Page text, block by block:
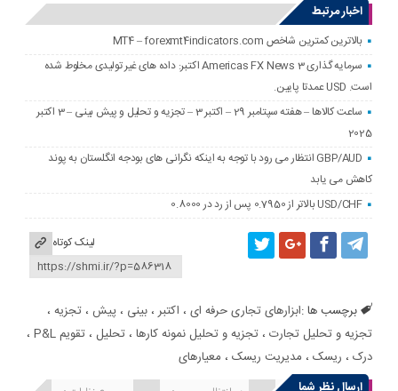
اخبار مرتبط
بالاترین کمترین شاخص MT4 – forexmt4indicators.com
سرمایه گذاری Americas FX News 3 اکتبر: داده های غیر تولیدی مخلوط شده
است. USD عمدتا پایین.
ساعت کالاها – هفته سپتامبر 29 – اکتبر 3 – تجزیه و تحلیل و پیش بینی – 3 اکتبر
2025
GBP/AUD انتظار می رود با توجه به اینکه نگرانی های بودجه انگلستان به پوند
کاهش می یابد
USD/CHF بالاتر از 0.7950 پس از رد در 0.8000
لینک کوتاه
برچسب ها :ابزارهای تجاری حرفه ای ، اکتبر ،بینی ،پیش ،تجزیه ،
تجزیه و تحلیل تجارت ،تجزیه و تحلیل نمونه کارها ،تحلیل ،تقویم P&L
،
درک ، ریسک ، مدیریت ریسک ، معیارهای